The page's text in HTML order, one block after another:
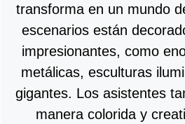
transforma en un mundo
escenarios están
impresionantes, como
metálicas, esculturas
gigantes. Los asistentes
manera colorida y